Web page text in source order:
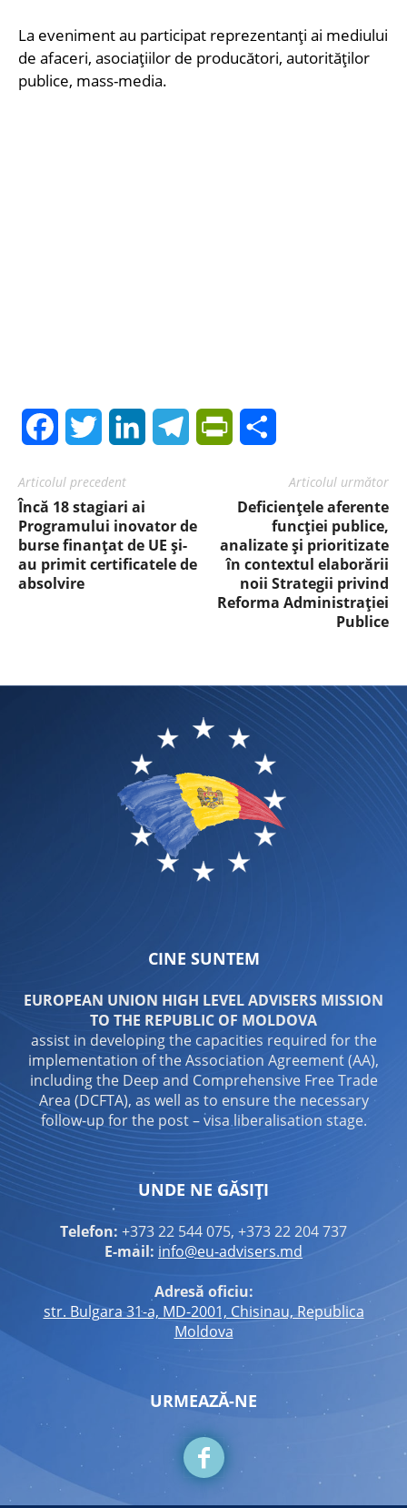
La eveniment au participat reprezentanți ai mediului
de afaceri, asociațiilor de producători, autorităților
publice, mass-media.
FacebookTwitter LinkedInTelegramPrintFriendly
Articolul precedent
Încă 18 stagiari ai
Programului inovator de
burse finanțat de UE și-
au primit certificatele de
absolvire
Articolul următor
Deficiențele aferente
funcției publice,
analizate și prioritizate
în contextul elaborării
noii Strategii privind
Reforma Administrației
Publice
CINE SUNTEM
EUROPEAN UNION HIGH LEVEL ADVISERS MISSION
TO THE REPUBLIC OF MOLDOVA
assist in developing the capacities required for the
implementation of the Association Agreement (AA),
including the Deep and Comprehensive Free Trade
Area (DCFTA), as well as to ensure the necessary
follow-up for the post – visa liberalisation stage.
UNDE NE GĂSIȚI
Telefon: +373 22 544 075, +373 22 204 737
E-mail: info@eu-advisers.md
Adresă oficiu:
str. Bulgara 31-a, MD-2001, Chisinau, Republica
Moldova
URMEAZĂ-NE